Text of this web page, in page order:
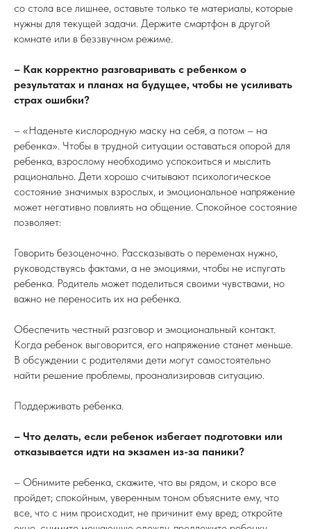
со стола все лишнее, оставьте только те материалы, которые
нужны для текущей задачи. Держите смартфон в другой
комнате или в беззвучном режиме.
– Как корректно разговаривать с ребенком о
результатах и планах на будущее, чтобы не усиливать
страх ошибки?
– «Наденьте кислородную маску на себя, а потом – на
ребенка». Чтобы в трудной ситуации оставаться опорой для
ребенка, взрослому необходимо успокоиться и мыслить
рационально. Дети хорошо считывают психологическое
состояние значимых взрослых, и эмоциональное напряжение
может негативно повлиять на общение. Спокойное состояние
позволяет:
Говорить безоценочно. Рассказывать о переменах нужно,
руководствуясь фактами, а не эмоциями, чтобы не испугать
ребенка. Родитель может поделиться своими чувствами, но
важно не переносить их на ребенка.
Обеспечить честный разговор и эмоциональный контакт.
Когда ребенок выговорится, его напряжение станет меньше.
В обсуждении с родителями дети могут самостоятельно
найти решение проблемы, проанализировав ситуацию.
Поддерживать ребенка.
– Что делать, если ребенок избегает подготовки или
отказывается идти на экзамен из-за паники?
– Обнимите ребенка, скажите, что вы рядом, и скоро все
пройдет; спокойным, уверенным тоном объясните ему, что
все, что с ним происходит, не причинит ему вред; откройте